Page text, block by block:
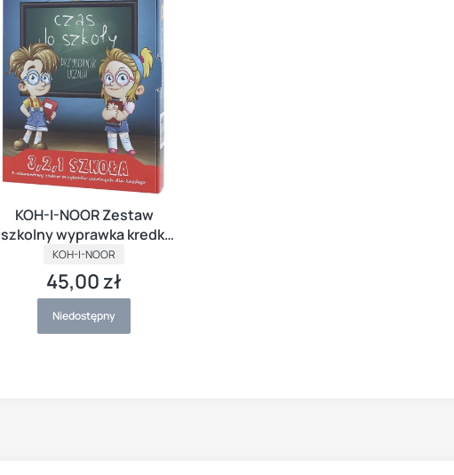
KOH-I-NOOR Zestaw
szkolny wyprawka kredki
flamastry blok
PRODUCENT
KOH-I-NOOR
Cena
45,00 zł
Niedostępny